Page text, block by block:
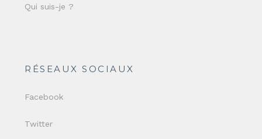
Qui suis-je ?
RÉSEAUX SOCIAUX
Facebook
Twitter